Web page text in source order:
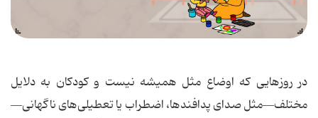
در روزهایی که اوضاع مثل همیشه نیست و کودکان به دلایل
مختلف—مثل صدای پدافندها، اضطراب یا تعطیلی‌های ناگهانی—